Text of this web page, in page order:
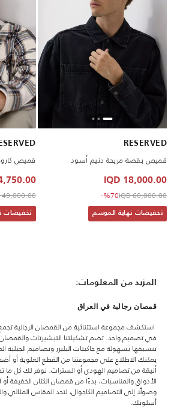
RESERVED
قميص بقصة مريحة دنيم أسود
18,000.00 IQD
Price reduced from
60,000.00 IQD
to 18,000.00 IQD
%70-
تخفيضات نهاية الموسم
قميص
IQD
from
49,000.00 IQD
تخفيضات
المزيد من المعلومات:
قمصان رجالية في العراق
استكشف مجموعة استثنائية من القمصان الرجالية
في تصميم واحد. تضم تشكيلتنا التيشيرتات والقمصان
تنسيقها بسهولة مع جاكيتات البليزر وتصاميم الجيليه
يمكنك الاطلاع على مجموعتنا من القطع العلوية
أنيقة من تصاميم الهودي أو السترات. نوفر لك كل ما
الأذواق والمناسبات، بدءًا من قمصان الكتان الخفيفة
وصولًا إلى التصاميم الكاجوال، لتجد المقاس المثالي
أسلوبك.